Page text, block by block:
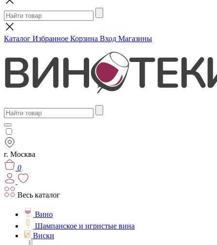
Каталог Избранное Корзина Вход Магазины
г. Москва
0
Весь каталог
Вино
Шампанское и игристые вина
Виски